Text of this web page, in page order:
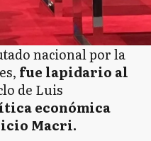
nacional por la
fue lapidario al
de Luis
económica
Macri.